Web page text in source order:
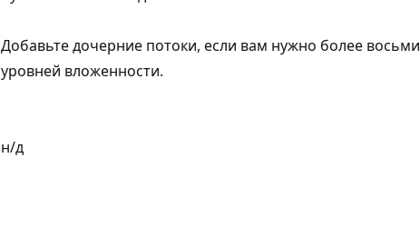
Добавьте дочерние потоки, если вам нужно более восьми
уровней вложенности.
н/д